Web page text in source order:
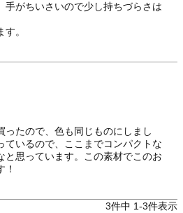
手がちいさいので少し持ちづらさは
。
ったので、色も同じものにしまし
ているので、ここまでコンパクトな
と思っています。この素材でこのお
3件中 1-3件表示